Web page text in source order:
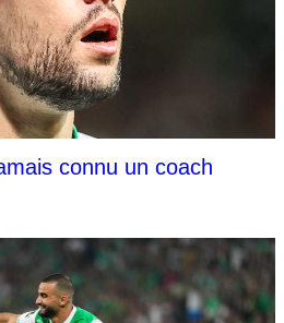
connu un coach